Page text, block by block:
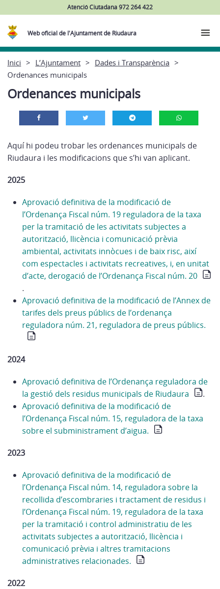
Atenció Ciutadana 972 264 422
Web oficial de l'Ajuntament de Riudaura
Inici L’Ajuntament
Dades i Transparència
Ordenances municipals
Ordenances municipals
Aquí hi podeu trobar les ordenances municipals de
Riudaura i les modificacions que s’hi van aplicant.
2025
Aprovació definitiva de la modificació de
l’Ordenança Fiscal núm. 19 reguladora de la taxa
per la tramitació de les activitats subjectes a
autorització, llicència i comunicació prèvia
ambiental, activitats innòcues i de baix risc, així
com espectacles i activitats recreatives, i, en unitat
d’acte, derogació de l’Ordenança Fiscal núm. 20
.
Aprovació definitiva de la modificació de l’Annex de
tarifes dels preus públics de l’ordenança
reguladora núm. 21, reguladora de preus públics.
2024
Aprovació definitiva de l’Ordenança reguladora de
la gestió dels residus municipals de Riudaura
.
Aprovació definitiva de la modificació de
l’Ordenança Fiscal núm. 15, reguladora de la taxa
sobre el subministrament d’aigua.
2023
Aprovació definitiva de la modificació de
l’Ordenança Fiscal núm. 14, reguladora sobre la
recollida d’escombraries i tractament de residus i
l’Ordenança Fiscal núm. 19, reguladora de la taxa
per la tramitació i control administratiu de les
activitats subjectes a autorització, llicència i
comunicació prèvia i altres tramitacions
administratives relacionades.
2022